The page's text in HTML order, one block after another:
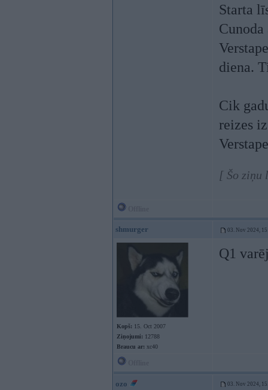
Starta
diena.
Cik
reizes
[ Šo ziņu
shmurger 03. Nov 2024,
Kopš: 15. Oct 2007
Ziņojumi: 12788
Braucu ar: xc40
Q1
ozo 03. Nov 2024,